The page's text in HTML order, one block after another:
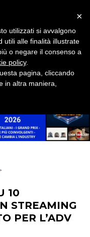
10
STREAMING
PER L’ADV
×
utilizzati si avvalgono
utili alle finalità illustrate
o negare il consenso a
policy.
pagina, cliccando
in altra maniera,